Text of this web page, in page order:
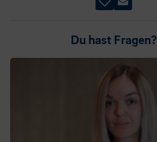
Du hast Fragen?